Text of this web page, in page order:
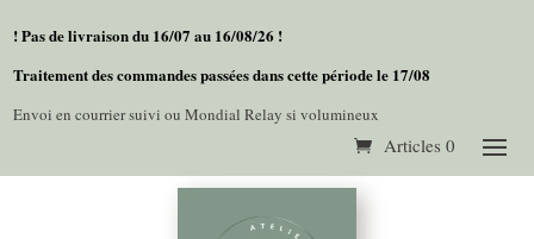
! Pas de livraison du 16/07 au 16/08/26 !
Traitement des commandes passées dans cette période le 17/08
Envoi en courrier suivi ou Mondial Relay si volumineux
Articles 0